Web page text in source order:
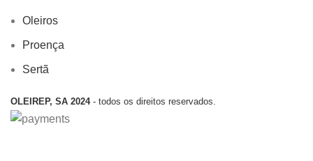
Oleiros
Proença
Sertã
OLEIREP, SA 2024 - todos os direitos reservados.